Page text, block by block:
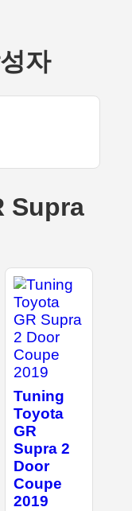
자
Supra
Tuning
Toyota
GR
Supra 2
Door
Coupe
2019